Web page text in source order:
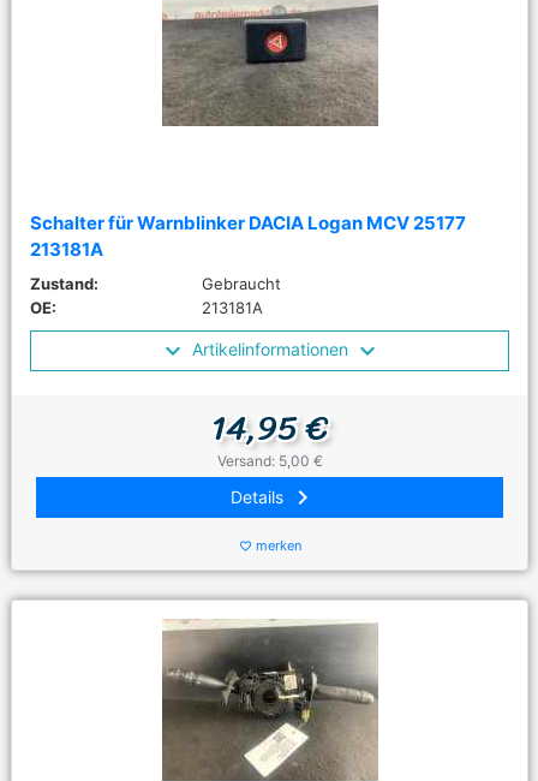
Schalter für Warnblinker DACIA Logan MCV 25177
213181A
Zustand:
Gebraucht
OE:
213181A
Artikelinformationen
14,95 €
Versand: 5,00 €
Details keyboard_arrow_right
favorite_border merken